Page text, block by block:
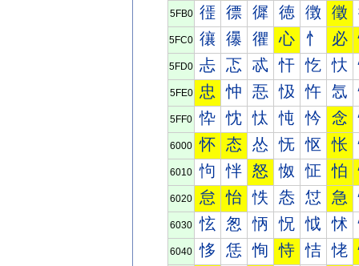
5FB0 徰 徱 徲 徳 徴 徵
5FC0 忀 忁 忂 心 忄 必
5FD0 忐 忑 忒 忓 忔 忕
5FE0 忠 忡 忢 忣 忤 忥
5FF0 忰 忱 忲 忳 忴 念
6000 怀 态 怂 怃 怄 怅
6010 怐 怑 怒 怓 怔 怕
6020 怠 怡 怢 怣 怤 急
6030 怰 怱 怲 怳 怴 怵
6040 恀 恁 恂 恃 恄 恅